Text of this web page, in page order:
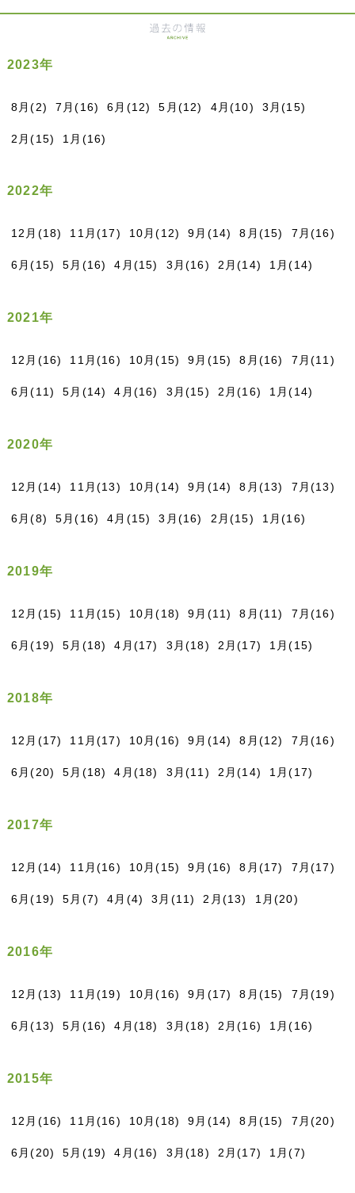
2023年
8月(2) 7月(16) 6月(12) 5月(12) 4月(10) 3月(15)
2月(15) 1月(16)
2022年
12月(18) 11月(17) 10月(12) 9月(14) 8月(15) 7月(16)
6月(15) 5月(16) 4月(15) 3月(16) 2月(14) 1月(14)
2021年
12月(16) 11月(16) 10月(15) 9月(15) 8月(16) 7月(11)
6月(11) 5月(14) 4月(16) 3月(15) 2月(16) 1月(14)
2020年
12月(14) 11月(13) 10月(14) 9月(14) 8月(13) 7月(13)
6月(8) 5月(16) 4月(15) 3月(16) 2月(15) 1月(16)
2019年
12月(15) 11月(15) 10月(18) 9月(11) 8月(11) 7月(16)
6月(19) 5月(18) 4月(17) 3月(18) 2月(17) 1月(15)
2018年
12月(17) 11月(17) 10月(16) 9月(14) 8月(12) 7月(16)
6月(20) 5月(18) 4月(18) 3月(11) 2月(14) 1月(17)
2017年
12月(14) 11月(16) 10月(15) 9月(16) 8月(17) 7月(17)
6月(19) 5月(7) 4月(4) 3月(11) 2月(13) 1月(20)
2016年
12月(13) 11月(19) 10月(16) 9月(17) 8月(15) 7月(19)
6月(13) 5月(16) 4月(18) 3月(18) 2月(16) 1月(16)
2015年
12月(16) 11月(16) 10月(18) 9月(14) 8月(15) 7月(20)
6月(20) 5月(19) 4月(16) 3月(18) 2月(17) 1月(7)